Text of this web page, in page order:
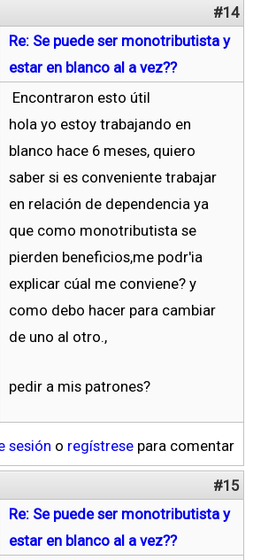
#14
Re: Se puede ser monotributista y
estar en blanco al a vez??
Encontraron esto útil
hola yo estoy trabajando en
blanco hace 6 meses, quiero
saber si es conveniente trabajar
en relación de dependencia ya
que como monotributista se
pierden beneficios,me podr'ia
explicar cúal me conviene? y
como debo hacer para cambiar
de uno al otro.,
pedir a mis patrones?
sesión o regístrese para comentar
#15
Re: Se puede ser monotributista y
estar en blanco al a vez??